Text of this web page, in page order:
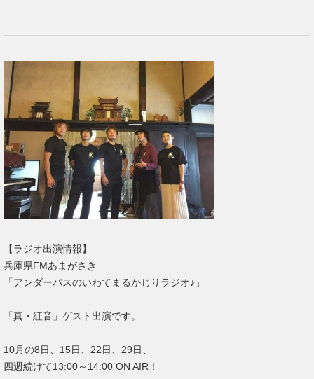
【ラジオ出演情報】
兵庫県FMあまがさき
「アンダーパスのいわてまるかじりラジオ♪」
「真・紅音」ゲスト出演です。
10月の8日、15日、22日、29日、
四週続けて13:00～14:00 ON AIR！